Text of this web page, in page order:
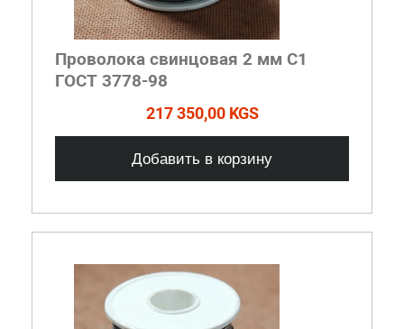
Проволока свинцовая 2 мм С1
ГОСТ 3778-98
217 350,00 KGS
Добавить в корзину